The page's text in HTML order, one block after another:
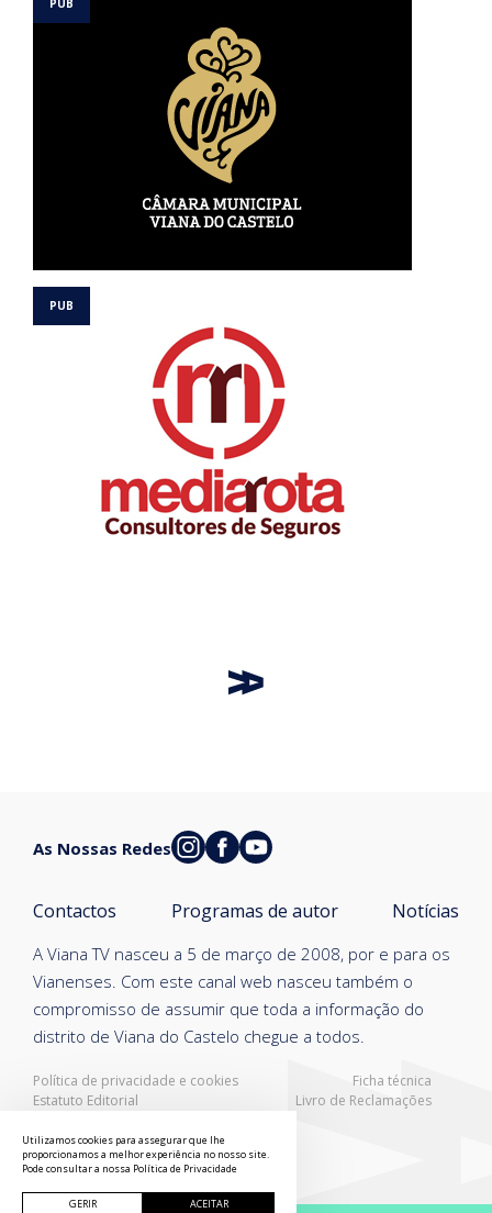
Política de privacidade e cookies
Ficha técnica
Estatuto Editorial
Livro de Reclamações
A Viana TV nasceu a 5 de março de 2008, por e para os
Vianenses. Com este canal web nasceu também o
compromisso de assumir que toda a informação do
distrito de Viana do Castelo chegue a todos.
Contactos Programas de autor Notícias
As Nossas Redes
Utilizamos cookies para assegurar que lhe
proporcionamos a melhor experiência no nosso site.
Pode consultar a nossa Política de Privacidade
GERIR ACEITAR